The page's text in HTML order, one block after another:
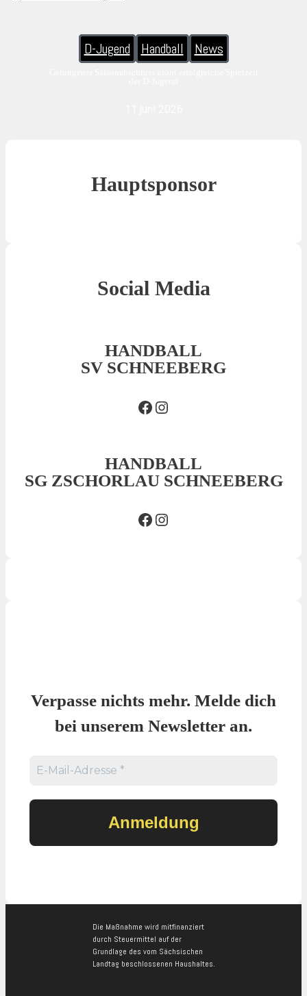
D-Jugend Handball News
Hauptsponsor
Social Media
HANDBALL
SV SCHNEEBERG
Facebook SVSInsta SVS
HANDBALL
SG ZSCHORLAU SCHNEEBERG
Facebook SGInsta SG
Verpasse nichts mehr. Melde dich
bei unserem Newsletter an.
Die Maßnahme wird mitfinanziert
durch Steuermittel auf der
Grundlage des vom Sächsischen
Landtag beschlossenen Haushaltes.